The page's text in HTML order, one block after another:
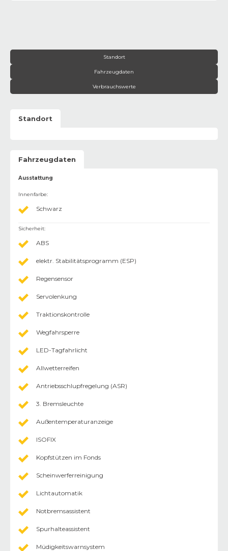
Standort
Fahrzeugdaten
Verbrauchswerte
Standort
Fahrzeugdaten
Ausstattung
Innenfarbe:
Schwarz
Sicherheit:
ABS
elektr. Stabilitätsprogramm (ESP)
Regensensor
Servolenkung
Traktionskontrolle
Wegfahrsperre
LED-Tagfahrlicht
Allwetterreifen
Antriebsschlupfregelung (ASR)
3. Bremsleuchte
Außentemperaturanzeige
ISOFIX
Kopfstützen im Fonds
Scheinwerferreinigung
Lichtautomatik
Notbremsassistent
Spurhalteassistent
Müdigkeitswarnsystem